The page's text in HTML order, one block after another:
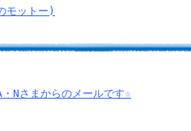
モットー)
Nさまからのメールです☆